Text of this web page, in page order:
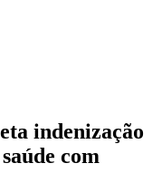
indenização
com